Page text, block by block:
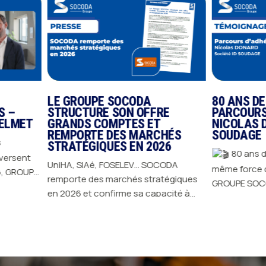
LE GROUPE SOCODA
STRUCTURE SON OFFRE
GRANDS COMPTES ET
REMPORTE DES MARCHÉS
STRATÉGIQUES EN 2026
UniHA, SIAé, FOSELEV… SOCODA
remporte des marchés stratégiques
en 2026 et confirme sa capacité à
80 ANS DE
PARCOURS
NICOLAS
SOUDAGE
80 ans
même force collective. Depuis
GROUPE SOCODA
l'engagement de ses
riches, portés par